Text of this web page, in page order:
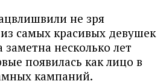
не зря
самых красивых девушек
заметна несколько лет
появилась как лицо в
кампаний.